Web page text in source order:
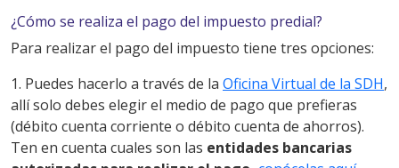
¿Cómo se realiza el pago del impuesto predial?
Para realizar el pago del impuesto tiene tres opciones:
1. Puedes hacerlo a través de la Oficina Virtual de la SDH,
allí solo debes elegir el medio de pago que prefieras
(débito cuenta corriente o débito cuenta de ahorros).
Ten en cuenta cuales son las entidades bancarias